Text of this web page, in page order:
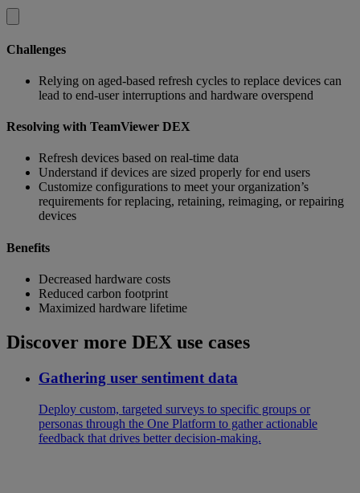
Challenges
Relying on aged-based refresh cycles to replace devices can
lead to end-user interruptions and hardware overspend
Resolving with TeamViewer DEX
Refresh devices based on real-time data
Understand if devices are sized properly for end users
Customize configurations to meet your organization’s
requirements for replacing, retaining, reimaging, or repairing
devices
Benefits
Decreased hardware costs
Reduced carbon footprint
Maximized hardware lifetime
Discover more DEX use cases
Gathering user sentiment data
Deploy custom, targeted surveys to specific groups or
personas through the One Platform to gather actionable
feedback that drives better decision-making.